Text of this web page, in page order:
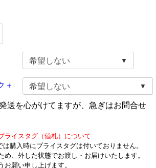
＋
送を心がけてますが、急ぎはお問合せ
ライスタグ（値札）について
購入時にプライスタグは付いておりません。
め、外した状態でお渡し・お届けいたします。
お願い申し上げます。